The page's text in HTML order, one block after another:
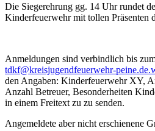
Die Siegerehrung gg. 14 Uhr rundet
Kinderfeuerwehr mit tollen Präsenten
Anmeldungen sind verbindlich bis
tdkf@kreisjugendfeuerwehr-
den Angaben: Kinderfeuerwehr XY,
Anzahl Betreuer, Besonderheiten
in einem Freitext zu zu senden.
Angemeldete aber nicht erschienene